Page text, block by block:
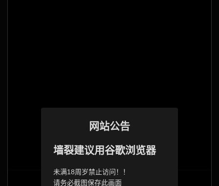
网站公告
墙裂建议用谷歌浏览器
未满18周岁禁止访问！！
请务必截图保存此画面